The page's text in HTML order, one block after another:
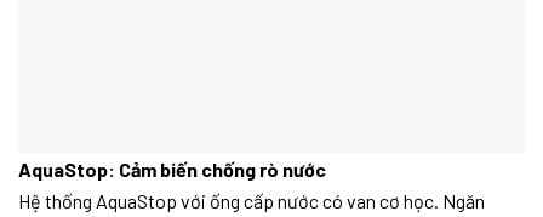
AquaStop: Cảm biến chống rò nước
Hệ thống AquaStop với ống cấp nước có van cơ học. Ngăn